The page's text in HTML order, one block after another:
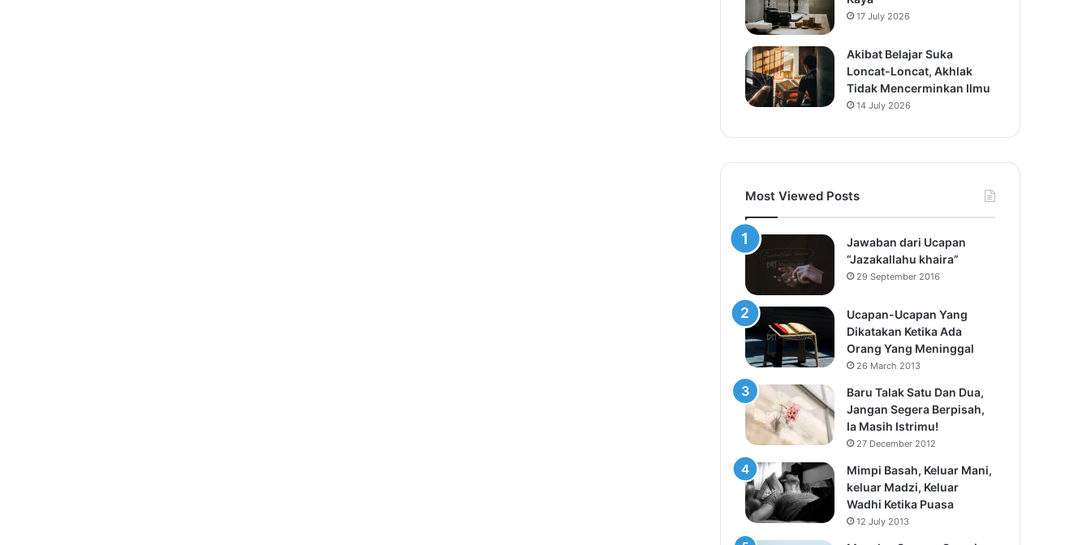
17 July 2026
Akibat Belajar Suka
Loncat-Loncat, Akhlak
Tidak Mencerminkan Ilmu
14 July 2026
Most Viewed Posts
Jawaban dari Ucapan
“Jazakallahu khaira”
29 September 2016
Ucapan-Ucapan Yang
Dikatakan Ketika Ada
Orang Yang Meninggal
26 March 2013
Baru Talak Satu Dan Dua,
Jangan Segera Berpisah,
Ia Masih Istrimu!
27 December 2012
Mimpi Basah, Keluar Mani,
keluar Madzi, Keluar
Wadhi Ketika Puasa
12 July 2013